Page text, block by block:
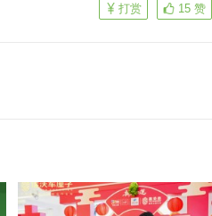
15 赞
打赏